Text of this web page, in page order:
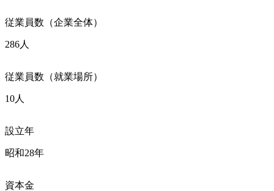
従業員数（企業全体）
286人
従業員数（就業場所）
10人
設立年
昭和28年
資本金